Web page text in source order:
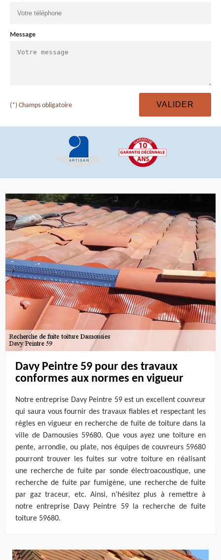
Message
(*) Champs obligatoire
Davy Peintre 59 pour des travaux
conformes aux normes en vigueur
Notre entreprise Davy Peintre 59 est un excellent couvreur
qui saura vous fournir des travaux fiables et respectant les
règles en vigueur en recherche de fuite de toiture dans la
ville de Damousies 59680. Que vous ayez une toiture en
pente, arrondie, ou plate, nos équipes de couvreurs 59680
pourront trouver les fuites sur votre toiture en réalisant
une recherche de fuite par sonde électroacoustique, une
recherche de fuite par fumigène, une recherche de fuite
par gaz traceur, etc. Ainsi, n’hésitez plus à remettre à
notre entreprise Davy Peintre 59 la recherche de fuite
toiture 59680.